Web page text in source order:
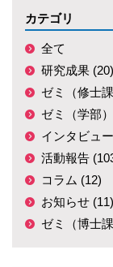
カテゴリ
全て
研究成果 (20)
ゼミ（修士
ゼミ（学部
インタビュ
活動報告
コラム (12)
お知らせ (11)
ゼミ（博士